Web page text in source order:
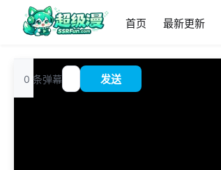
首页 最新更新
追
番
0 条弹幕 发送